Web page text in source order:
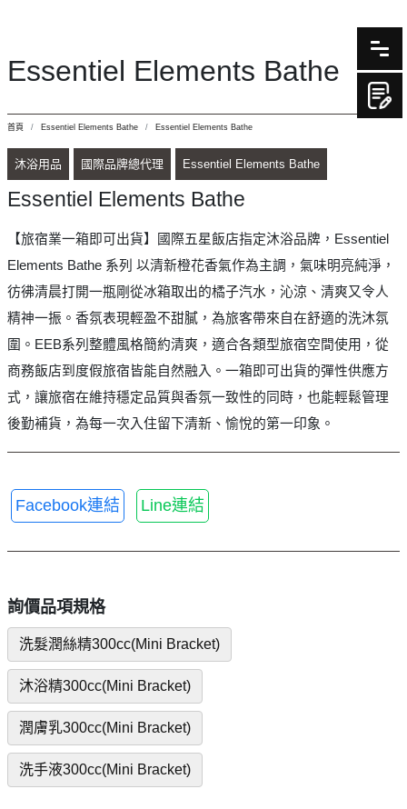
Essentiel Elements Bathe
首頁 Essentiel Elements Bathe Essentiel Elements Bathe
沐浴用品 國際品牌總代理 Essentiel Elements Bathe
Essentiel Elements Bathe
【旅宿業一箱即可出貨】國際五星飯店指定沐浴品牌，Essentiel
Elements Bathe 系列 以清新橙花香氣作為主調，氣味明亮純淨，
彷彿清晨打開一瓶剛從冰箱取出的橘子汽水，沁涼、清爽又令人
精神一振。香氛表現輕盈不甜膩，為旅客帶來自在舒適的洗沐氛
圍。EEB系列整體風格簡約清爽，適合各類型旅宿空間使用，從
商務飯店到度假旅宿皆能自然融入。一箱即可出貨的彈性供應方
式，讓旅宿在維持穩定品質與香氛一致性的同時，也能輕鬆管理
後勤補貨，為每一次入住留下清新、愉悅的第一印象。
Facebook連結 Line連結
詢價品項規格
洗髮潤絲精300cc(Mini Bracket)
沐浴精300cc(Mini Bracket)
潤膚乳300cc(Mini Bracket)
洗手液300cc(Mini Bracket)